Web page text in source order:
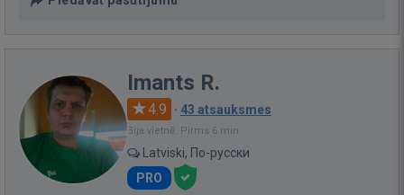
Imants R.
4.9 · 43 atsauksmes
Bija vietnē: Pirms 6 min.
Latviski, По-русски
PRO